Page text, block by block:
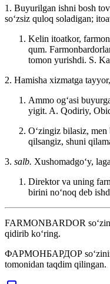
1. Buyurilgan ishni bosh
soʻzsiz quloq soladigan;
Kelin itoatkor,
qum.
tomon yurishdi. S.
2. Hamisha xizmatga
Ammo ogʻasi
yigit. A. Qodiriy,
Oʻzingiz bilasiz,
qilsangiz, shuni
3. salb. Xushomadgoʻy,
Direktor va uning
birini noʻnoq deb
FARMONBARDOR
qidirib ko‘ring.
ФАРМОНБАРДОР
tomonidan taqdim qilingan.